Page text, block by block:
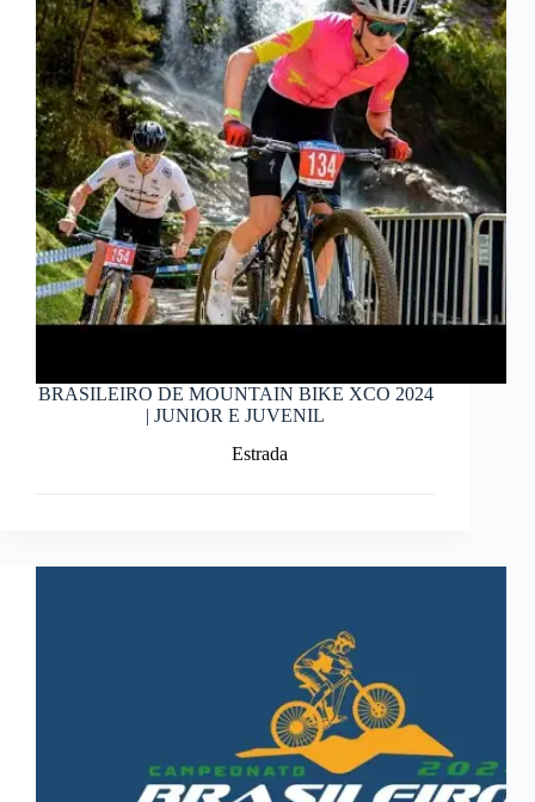
BRASILEIRO DE MOUNTAIN BIKE XCO 2024
| JUNIOR E JUVENIL
Estrada